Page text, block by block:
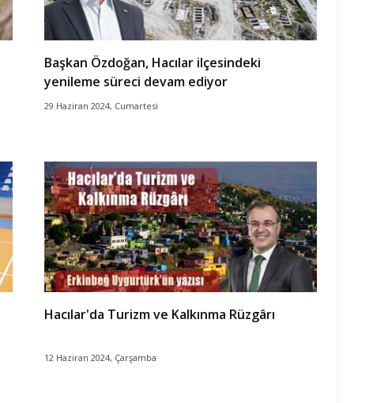
Başkan Özdoğan, Hacılar ilçesindeki
yenileme süreci devam ediyor
29 Haziran 2024, Cumartesi
Hacılar'da Turizm ve Kalkınma Rüzgârı
12 Haziran 2024, Çarşamba